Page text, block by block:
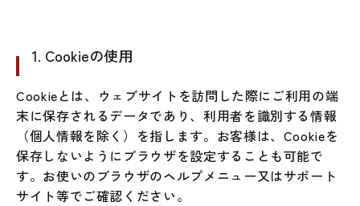
1. Cookieの使用
Cookieとは、ウェブサイトを訪問した際にご利用の端
末に保存されるデータであり、利用者を識別する情報
（個人情報を除く）を指します。お客様は、Cookieを
保存しないようにブラウザを設定することも可能で
す。お使いのブラウザのヘルプメニュー又はサポート
サイト等でご確認ください。